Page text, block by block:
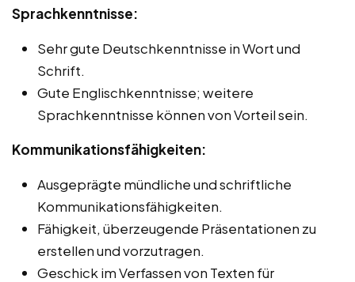
Sprachkenntnisse:
Sehr gute Deutschkenntnisse in Wort und
Schrift.
Gute Englischkenntnisse; weitere
Sprachkenntnisse können von Vorteil sein.
Kommunikationsfähigkeiten:
Ausgeprägte mündliche und schriftliche
Kommunikationsfähigkeiten.
Fähigkeit, überzeugende Präsentationen zu
erstellen und vorzutragen.
Geschick im Verfassen von Texten für